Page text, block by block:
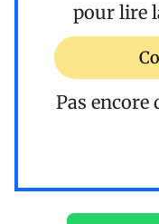
pour lire
Pas encore